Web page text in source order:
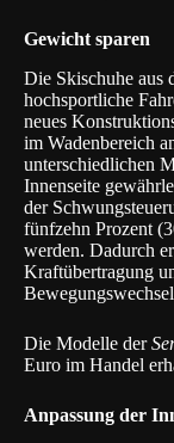
Gewicht sparen
Die Skischuhe aus
hochsportliche
neues
im Wadenbereich
unterschiedlichen
Innenseite
der
fünfzehn Prozent
werden. Dadurch
Kraftübertragung
Die Modelle der
Euro im Handel
Anpassung der